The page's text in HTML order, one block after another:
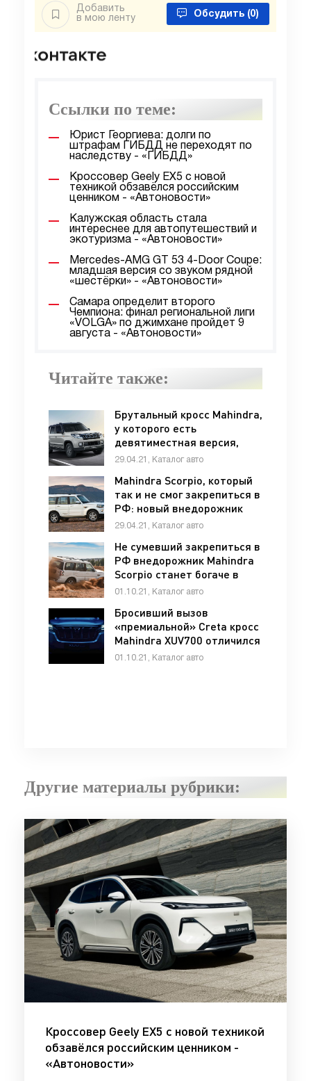
Добавить
в мою ленту
Обсудить (0)
Ссылки по теме:
Юрист Георгиева: долги по
штрафам ГИБДД не переходят по
наследству - «ГИБДД»
Кроссовер Geely EX5 с новой
техникой обзавёлся российским
ценником - «Автоновости»
Калужская область стала
интереснее для автопутешествий и
экотуризма - «Автоновости»
Mercedes-AMG GT 53 4-Door Coupe:
младшая версия со звуком рядной
«шестёрки» - «Автоновости»
Самара определит второго
Чемпиона: финал региональной лиги
«VOLGA» по джимхане пройдет 9
августа - «Автоновости»
Читайте также:
Брутальный кросс Mahindra,
у которого есть
девятиместная версия,
вернётся после
29.04.21, Каталог авто
Mahindra Scorpio, который
так и не смог закрепиться в
РФ: новый внедорожник
сняли на видео -
29.04.21, Каталог авто
Не сумевший закрепиться в
РФ внедорожник Mahindra
Scorpio станет богаче в
новом поколении -
01.10.21, Каталог авто
Бросивший вызов
«премиальной» Creta кросс
Mahindra XUV700 отличился
оснащением и не только -
01.10.21, Каталог авто
Другие материалы рубрики:
Кроссовер Geely EX5 с новой техникой
обзавёлся российским ценником -
«Автоновости»